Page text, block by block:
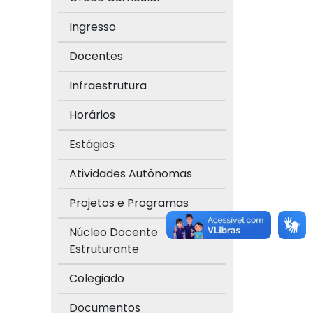
Ingresso
Docentes
Infraestrutura
Horários
Estágios
Atividades Autônomas
Projetos e Programas
Núcleo Docente
Estruturante
Colegiado
Documentos